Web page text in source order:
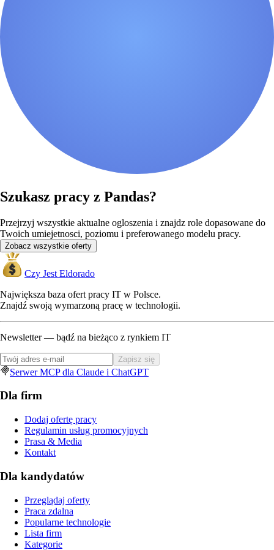
Szukasz pracy z Pandas?
Przejrzyj wszystkie aktualne ogloszenia i znajdz role dopasowane do
Twoich umiejetnosci, poziomu i preferowanego modelu pracy.
Zobacz wszystkie oferty
Czy Jest Eldorado
Największa baza ofert pracy IT w Polsce.
Znajdź swoją wymarzoną pracę w technologii.
Newsletter — bądź na bieżąco z rynkiem IT
Zapisz się
Serwer MCP dla Claude i ChatGPT
Dla firm
Dodaj ofertę pracy
Regulamin usług promocyjnych
Prasa & Media
Kontakt
Dla kandydatów
Przeglądaj oferty
Praca zdalna
Popularne technologie
Lista firm
Kategorie